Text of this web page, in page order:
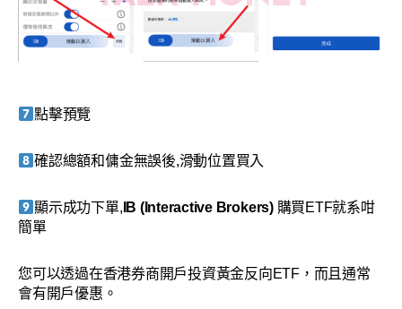
點擊預覽
確認總額和傭金無誤後,滑動位置買入
顯示成功下單, IB (Interactive Brokers) 購買ETF就系咁
簡單
您可以透過在香港券商開戶投資黃金反向ETF，而且通常
會有開戶優惠。